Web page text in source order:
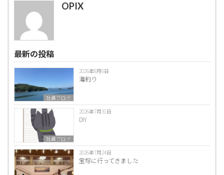
OPIX
最新の投稿
社員ブログ
2026年8月6日
海釣り
社員ブログ
2026年7月31日
DIY
2026年7月24日
宝塚に行ってきました